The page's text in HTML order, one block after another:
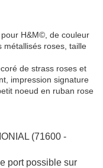
H&M©, de couleur
métallisés roses, taille
de strass roses et
impression signature
noeud en ruban rose
(71600 -
port possible sur